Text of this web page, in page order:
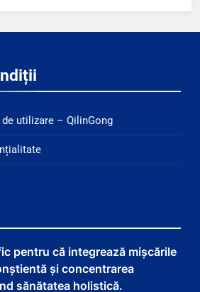
utilizare – QilinGong
pentru că integrează mișcările
și concentrarea
sănătatea holistică.